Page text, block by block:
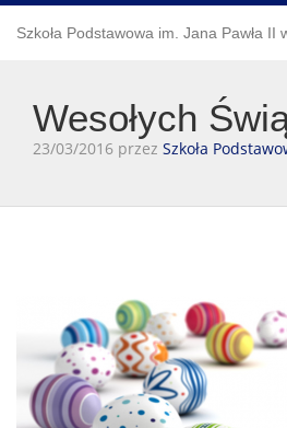
Szkoła Podstawowa im. Jana Pawła II
Wesołych
23/03/2016 przez Szkoła